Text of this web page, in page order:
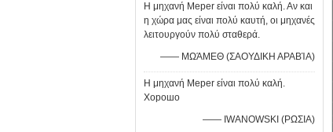
Η μηχανή Meper είναι πολύ καλή. Αν και
η χώρα μας είναι πολύ καυτή, οι μηχανές
λειτουργούν πολύ σταθερά.
—— ΜΩΆΜΕΘ (ΣΑΟΥΔΙΚΗ ΑΡΑΒΊΑ)
Η μηχανή Meper είναι πολύ καλή.
Хорошо
—— IWANOWSKI (ΡΩΣΙΑ)